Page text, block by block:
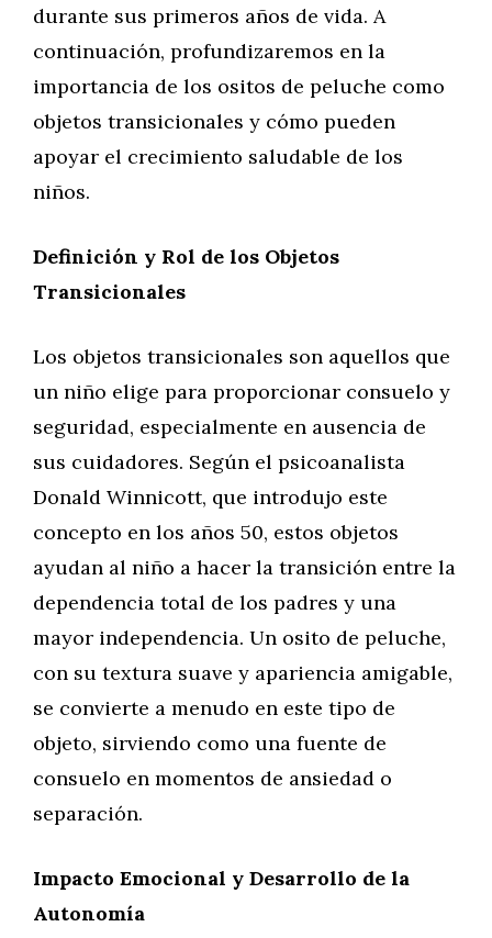
durante sus primeros años de vida. A
continuación, profundizaremos en la
importancia de los ositos de peluche como
objetos transicionales y cómo pueden
apoyar el crecimiento saludable de los
niños.
Definición y Rol de los Objetos
Transicionales
Los objetos transicionales son aquellos que
un niño elige para proporcionar consuelo y
seguridad, especialmente en ausencia de
sus cuidadores. Según el psicoanalista
Donald Winnicott, que introdujo este
concepto en los años 50, estos objetos
ayudan al niño a hacer la transición entre la
dependencia total de los padres y una
mayor independencia. Un osito de peluche,
con su textura suave y apariencia amigable,
se convierte a menudo en este tipo de
objeto, sirviendo como una fuente de
consuelo en momentos de ansiedad o
separación.
Impacto Emocional y Desarrollo de la
Autonomía